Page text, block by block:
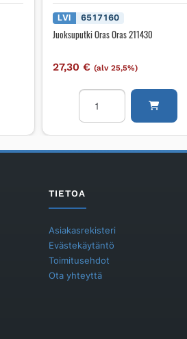
LVI 6517160
Juoksuputki Oras Oras 211430
27,30 € (alv 25,5%)
Juoksuputki
Oras
Oras
määrä
TIETOA
Asiakasrekisteri
Evästekäytäntö
Toimitusehdot
Ota yhteyttä